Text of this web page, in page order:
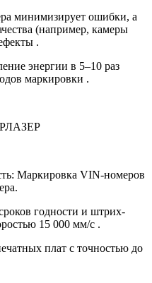
минимизирует ошибки, а
(например, камеры
.
энергии в 5–10 раз
маркировки .
Маркировка VIN-номеров
годности и штрих-
15 000 мм/с .
плат с точностью до